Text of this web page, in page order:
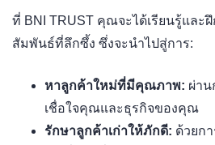
ที่ BNI TRUST คุณจะได้เรียนรู้และ
สัมพันธ์ที่ลึกซึ้ง ซึ่งจะนำไปสู่การ:
หาลูกค้าใหม่ที่มีคุณภาพ: ผ่า
เชื่อใจคุณและธุรกิจของคุณ
รักษาลูกค้าเก่าให้ภักดี: ด้วยก